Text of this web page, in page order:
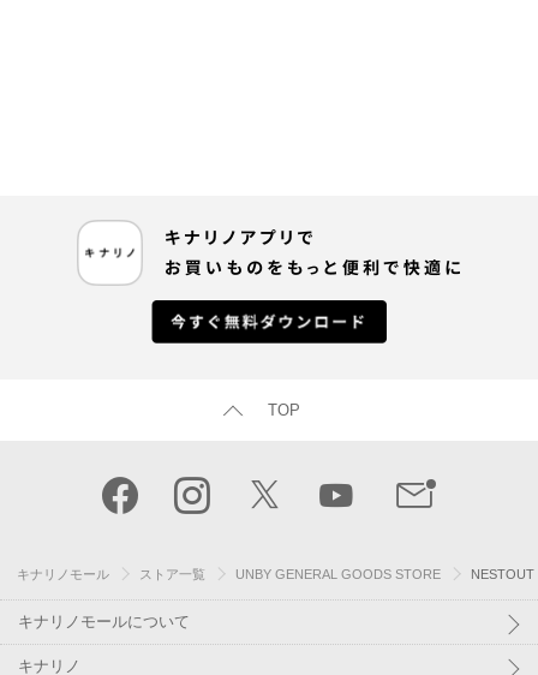
TOP
キナリノモール ストア一覧 UNBY GENERAL GOODS STORE NESTOUT
キナリノモールについて
キナリノ